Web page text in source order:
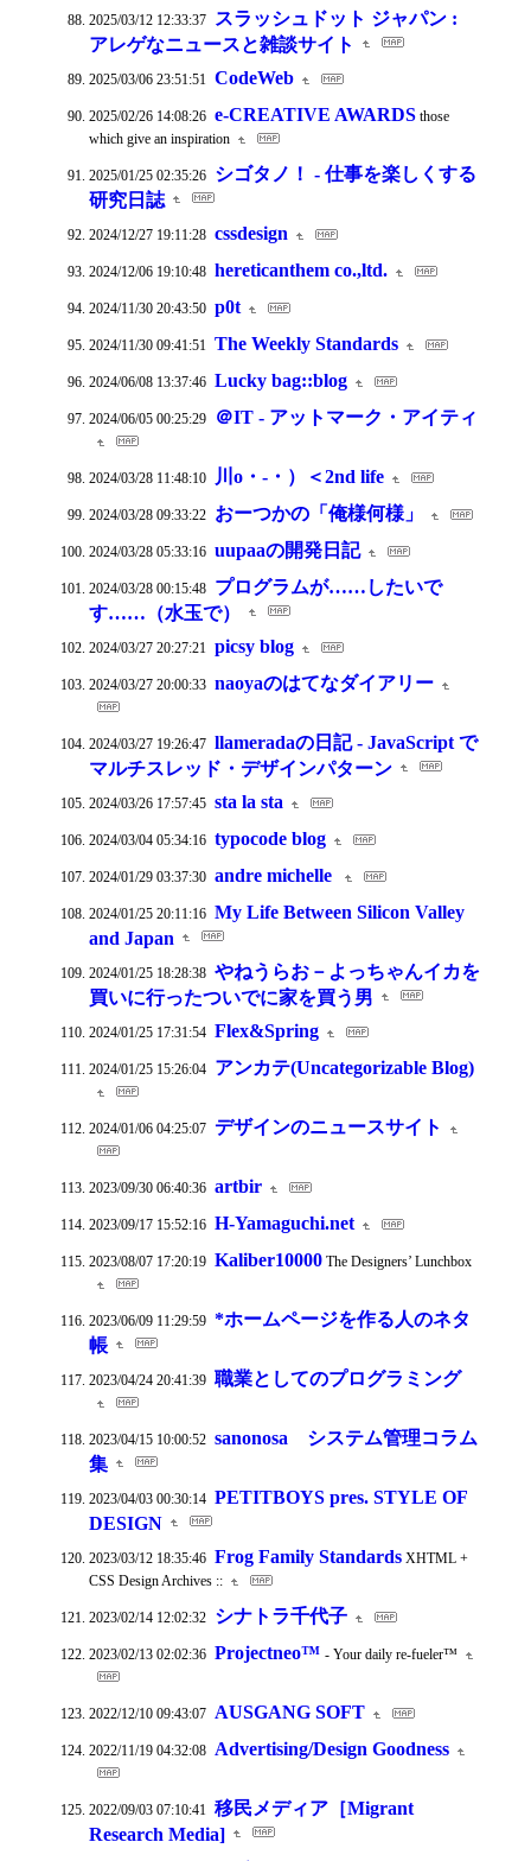
2025/03/12 12:33:37 スラッシュドット ジャパン :
アレゲなニュースと雑談サイト
2025/03/06 23:51:51 CodeWeb
2025/02/26 14:08:26 e-CREATIVE AWARDS those
which give an inspiration
2025/01/25 02:35:26 シゴタノ！ - 仕事を楽しくする
研究日誌
2024/12/27 19:11:28 cssdesign
2024/12/06 19:10:48 hereticanthem co.,ltd.
2024/11/30 20:43:50 p0t
2024/11/30 09:41:51 The Weekly Standards
2024/06/08 13:37:46 Lucky bag::blog
2024/06/05 00:25:29 ＠IT - アットマーク・アイティ
2024/03/28 11:48:10 川o・-・）＜2nd life
2024/03/28 09:33:22 おーつかの「俺様何様」
2024/03/28 05:33:16 uupaaの開発日記
2024/03/28 00:15:48 プログラムが……したいで
す……（水玉で）
2024/03/27 20:27:21 picsy blog
2024/03/27 20:00:33 naoyaのはてなダイアリー
2024/03/27 19:26:47 llameradaの日記 - JavaScript で
マルチスレッド・デザインパターン
2024/03/26 17:57:45 sta la sta
2024/03/04 05:34:16 typocode blog
2024/01/29 03:37:30 andre michelle
2024/01/25 20:11:16 My Life Between Silicon Valley
and Japan
2024/01/25 18:28:38 やねうらお－よっちゃんイカを
買いに行ったついでに家を買う男
2024/01/25 17:31:54 Flex&Spring
2024/01/25 15:26:04 アンカテ(Uncategorizable Blog)
2024/01/06 04:25:07 デザインのニュースサイト
2023/09/30 06:40:36 artbir
2023/09/17 15:52:16 H-Yamaguchi.net
2023/08/07 17:20:19 Kaliber10000 The Designers’ Lunchbox
2023/06/09 11:29:59 *ホームページを作る人のネタ
帳
2023/04/24 20:41:39 職業としてのプログラミング
2023/04/15 10:00:52 sanonosa システム管理コラム
集
2023/04/03 00:30:14 PETITBOYS pres. STYLE OF
DESIGN
2023/03/12 18:35:46 Frog Family Standards XHTML +
CSS Design Archives ::
2023/02/14 12:02:32 シナトラ千代子
2023/02/13 02:02:36 Projectneo™ - Your daily re-fueler™
2022/12/10 09:43:07 AUSGANG SOFT
2022/11/19 04:32:08 Advertising/Design Goodness
2022/09/03 07:10:41 移民メディア［Migrant
Research Media]